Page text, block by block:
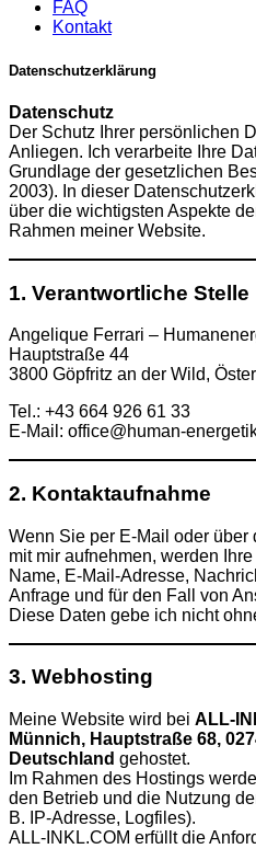
FAQ
Kontakt
Datenschutzerklärung
Datenschutz
Der Schutz Ihrer persönlichen
Anliegen. Ich verarbeite Ihre
Grundlage der gesetzlichen
2003). In dieser
über die wichtigsten Aspekte
Rahmen meiner Website.
1. Verantwortliche Stelle
Angelique Ferrari –
Hauptstraße 44
3800 Göpfritz an der Wild,
Tel.: +43 664 926 61 33
E-Mail: office@human-
2. Kontaktaufnahme
Wenn Sie per E-Mail oder über
mit mir aufnehmen, werden
Name, E-Mail-Adresse,
Anfrage und für den Fall von
Diese Daten gebe ich nicht
3. Webhosting
Meine Website wird bei ALL-
Münnich, Hauptstraße 68,
Deutschland gehostet.
Im Rahmen des Hostings
den Betrieb und die Nutzung
B. IP-Adresse, Logfiles).
ALL-INKL.COM erfüllt die